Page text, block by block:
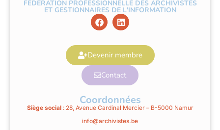
FÉDÉRATION PROFESSIONNELLE DES ARCHIVISTES
ET GESTIONNAIRES DE L'INFORMATION
Devenir membre
Contact
Coordonnées
Siège social: 28, Avenue Cardinal Mercier – B-5000 Namur
info@archivistes.be